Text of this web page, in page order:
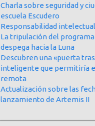
Charla sobre seguridad y
escuela Escudero
Responsabilidad intelectual
La tripulación del
despega hacia la Luna
Descubren una «puerta
inteligente que permitiría
remota
Actualización sobre las
lanzamiento de Artemis II